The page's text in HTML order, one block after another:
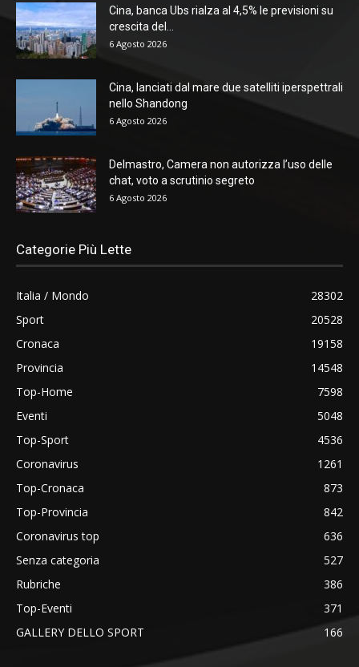
Cina, banca Ubs rialza al 4,5% le previsioni su
crescita del...
6 Agosto 2026
Cina, lanciati dal mare due satelliti iperspettrali
nello Shandong
6 Agosto 2026
Delmastro, Camera non autorizza l’uso delle
chat, voto a scrutinio segreto
6 Agosto 2026
Categorie Più Lette
Italia / Mondo
28302
Sport
20528
Cronaca
19158
Provincia
14548
Top-Home
7598
Eventi
5048
Top-Sport
4536
Coronavirus
1261
Top-Cronaca
873
Top-Provincia
842
Coronavirus top
636
Senza categoria
527
Rubriche
386
Top-Eventi
371
GALLERY DELLO SPORT
166